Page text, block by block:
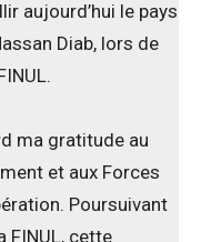
aujourd’hui le pays
Diab, lors de
ma gratitude au
et aux Forces
Poursuivant
FINUL, cette